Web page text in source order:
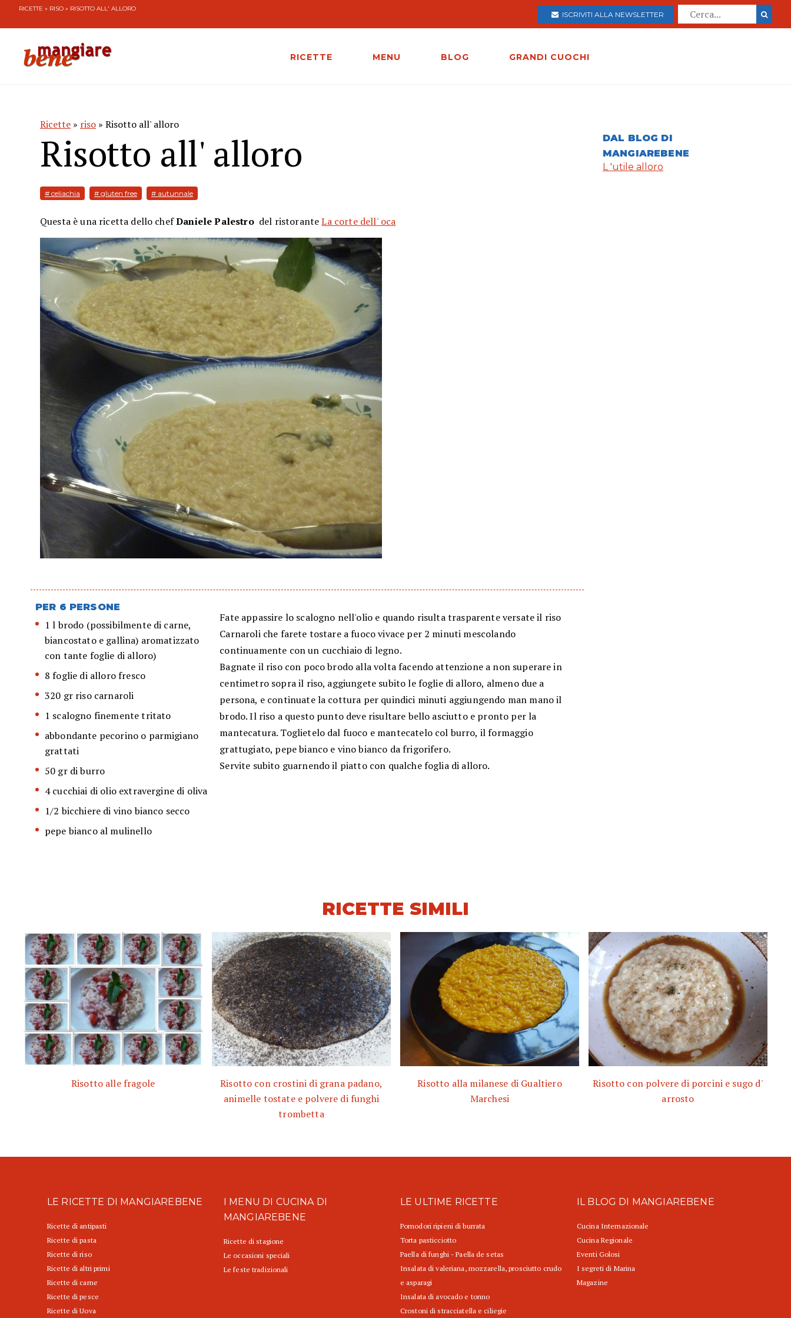
RICETTE » RISO » RISOTTO ALL' ALLORO
ISCRIVITI ALLA NEWSLETTER
RICETTE MENU BLOG GRANDI CUOCHI
Ricette » riso » Risotto all' alloro
Risotto all' alloro
# celiachia # gluten free # autunnale
Questa è una ricetta dello chefDaniele Palestrodel ristoranteLa corte dell' oca
PER 6 PERSONE
1 l brodo (possibilmente di carne,
biancostato e gallina) aromatizzato
con tante foglie di alloro)
8 foglie di alloro fresco
320 gr riso carnaroli
1 scalogno finemente tritato
abbondante pecorino o parmigiano
grattati
50 gr di burro
4 cucchiai di olio extravergine di oliva
1/2 bicchiere di vino bianco secco
pepe bianco al mulinello
Fate appassire lo scalogno nell'olio e quando risulta trasparente versate il riso
Carnaroli che farete tostare a fuoco vivace per 2 minuti mescolando
continuamente con un cucchiaio di legno.
Bagnate il riso con poco brodo alla volta facendo attenzione a non superare in
centimetro sopra il riso, aggiungete subito le foglie di alloro, almeno due a
persona, e continuate la cottura per quindici minuti aggiungendo man mano il
brodo. Il riso a questo punto deve risultare bello asciutto e pronto per la
mantecatura. Toglietelo dal fuoco e mantecatelo col burro, il formaggio
grattugiato, pepe bianco e vino bianco da frigorifero.
Servite subito guarnendo il piatto con qualche foglia di alloro.
DAL BLOG DI
MANGIAREBENE
L 'utile alloro
RICETTE SIMILI
Risotto alle fragole
Risotto con crostini di grana padano,
animelle tostate e polvere di funghi
trombetta
Risotto alla milanese di Gualtiero
Marchesi
Risotto con polvere di porcini e sugo d'
arrosto
LE RICETTE DI MANGIAREBENE
Ricette di antipasti
Ricette di pasta
Ricette di riso
Ricette di altri primi
Ricette di carne
Ricette di pesce
Ricette di Uova
I MENU DI CUCINA DI
MANGIAREBENE
Ricette di stagione
Le occasioni speciali
Le feste tradizionali
LE ULTIME RICETTE
Pomodori ripieni di burrata
Torta pasticciotto
Paella di funghi - Paella de setas
Insalata di valeriana, mozzarella, prosciutto crudo
e asparagi
Insalata di avocado e tonno
Crostoni di stracciatella e ciliegie
IL BLOG DI MANGIAREBENE
Cucina Internazionale
Cucina Regionale
Eventi Golosi
I segreti di Marina
Magazine